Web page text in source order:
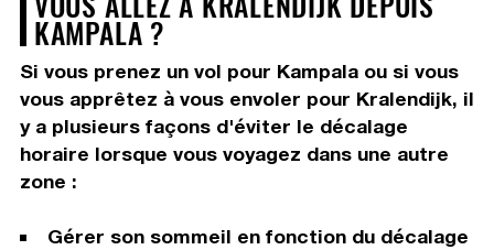
KAMPALA ?
Si vous prenez un vol pour Kampala ou si vous
vous apprêtez à vous envoler pour Kralendijk, il
y a plusieurs façons d'éviter le décalage
horaire lorsque vous voyagez dans une autre
zone :
Gérer son sommeil en fonction du décalage